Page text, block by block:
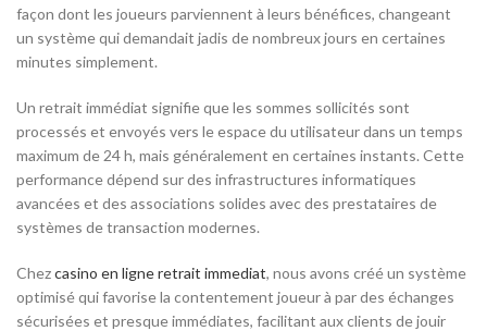
façon dont les joueurs parviennent à leurs bénéfices, changeant
un système qui demandait jadis de nombreux jours en certaines
minutes simplement.
Un retrait immédiat signifie que les sommes sollicités sont
processés et envoyés vers le espace du utilisateur dans un temps
maximum de 24 h, mais généralement en certaines instants. Cette
performance dépend sur des infrastructures informatiques
avancées et des associations solides avec des prestataires de
systèmes de transaction modernes.
Chezcasino en ligne retrait immediat, nous avons créé un système
optimisé qui favorise la contentement joueur à par des échanges
sécurisées et presque immédiates, facilitant aux clients de jouir